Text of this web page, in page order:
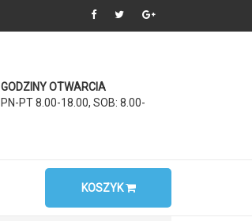
GODZINY OTWARCIA
PN-PT 8.00-18.00, SOB: 8.00-
KOSZYK